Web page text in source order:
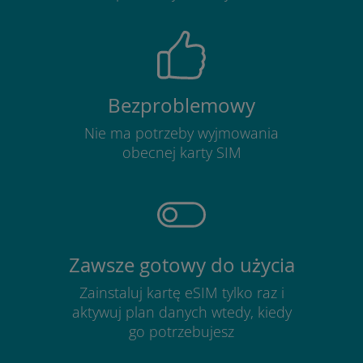
Bezproblemowy
Nie ma potrzeby wyjmowania
obecnej karty SIM
Zawsze gotowy do użycia
Zainstaluj kartę eSIM tylko raz i
aktywuj plan danych wtedy, kiedy
go potrzebujesz